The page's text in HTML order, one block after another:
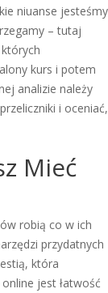
niuanse jesteśmy
– tutaj
kurs i potem
analizie należy
i oceniać,
Mieć
robią co w ich
przydatnych
która
jest łatwość